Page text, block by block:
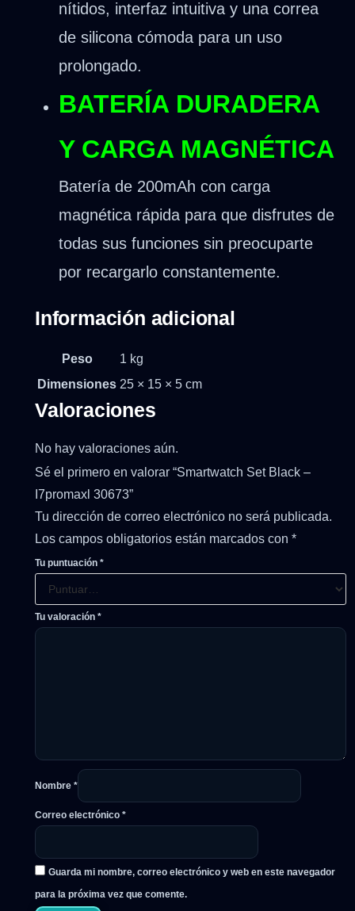
nítidos, interfaz intuitiva y una correa
de silicona cómoda para un uso
prolongado.
BATERÍA DURADERA
Y CARGA MAGNÉTICA
Batería de 200mAh con carga
magnética rápida para que disfrutes de
todas sus funciones sin preocuparte
por recargarlo constantemente.
Información adicional
Peso
1 kg
Dimensiones 25 × 15 × 5 cm
Valoraciones
No hay valoraciones aún.
Sé el primero en valorar “Smartwatch Set Black –
I7promaxl 30673”
Tu dirección de correo electrónico no será publicada.
Los campos obligatorios están marcados con *
Tu puntuación *
Tu valoración *
Nombre *
Correo electrónico *
Guarda mi nombre, correo electrónico y web en este navegador
para la próxima vez que comente.